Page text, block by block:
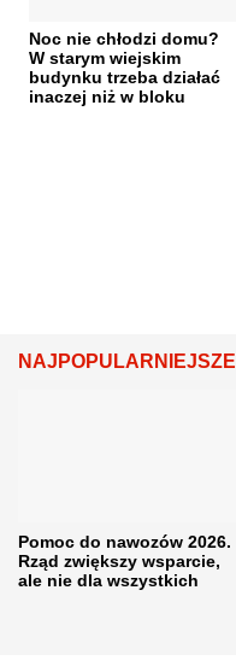
Noc nie chłodzi domu?
W starym wiejskim
budynku trzeba działać
inaczej niż w bloku
NAJPOPULARNIEJSZE
Pomoc do nawozów 2026.
Rząd zwiększy wsparcie,
ale nie dla wszystkich